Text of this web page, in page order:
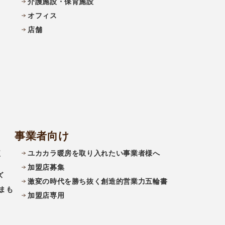
オフィス
店舗
も
事業者向け
ユカカラ暖房を取り入れたい事業者様へ
加盟店募集
激変の時代を勝ち抜く創造的営業力五輪書
加盟店専用